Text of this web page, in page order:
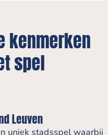
kenmerken
spel
Leuven
uniek stadsspel waarbij